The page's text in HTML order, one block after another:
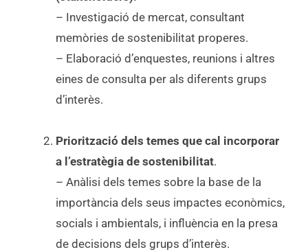
– Investigació de mercat, consultant
memòries de sostenibilitat properes.
– Elaboració d’enquestes, reunions i altres
eines de consulta per als diferents grups
d’interès.
Priorització dels temes que cal incorporar
a l’estratègia de sostenibilitat.
– Anàlisi dels temes sobre la base de la
importància dels seus impactes econòmics,
socials i ambientals, i influència en la presa
de decisions dels grups d’interès.